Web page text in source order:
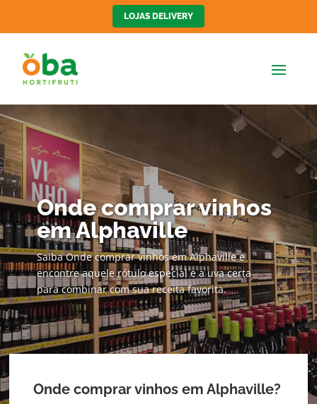
LOJAS DELIVERY
Onde comprar vinhos
em Alphaville
Saiba Onde comprar vinhos em Alphaville e
encontre aquele rótulo especial e a uva certa
para combinar com sua receita favorita.
Onde comprar vinhos em Alphaville?